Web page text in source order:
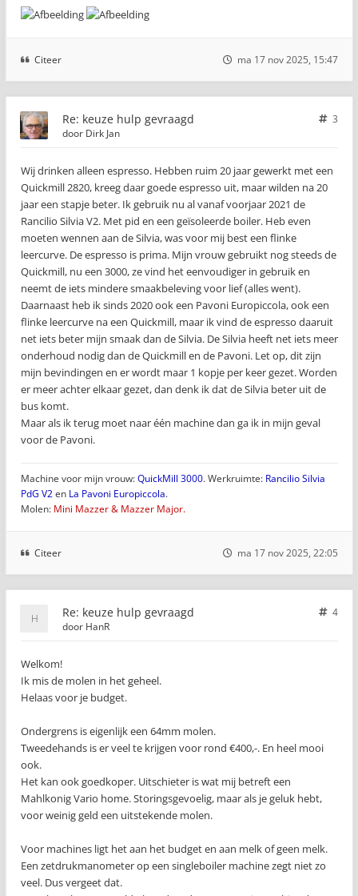
Citeer ma 17 nov 2025, 15:47
Re: keuze hulp gevraagd
3
door Dirk Jan
Wij drinken alleen espresso. Hebben ruim 20 jaar gewerkt met een
Quickmill 2820, kreeg daar goede espresso uit, maar wilden na 20
jaar een stapje beter. Ik gebruik nu al vanaf voorjaar 2021 de
Rancilio Silvia V2. Met pid en een geïsoleerde boiler. Heb even
moeten wennen aan de Silvia, was voor mij best een flinke
leercurve. De espresso is prima. Mijn vrouw gebruikt nog steeds de
Quickmill, nu een 3000, ze vind het eenvoudiger in gebruik en
neemt de iets mindere smaakbeleving voor lief (alles went).
Daarnaast heb ik sinds 2020 ook een Pavoni Europiccola, ook een
flinke leercurve na een Quickmill, maar ik vind de espresso daaruit
net iets beter mijn smaak dan de Silvia. De Silvia heeft net iets meer
onderhoud nodig dan de Quickmill en de Pavoni. Let op, dit zijn
mijn bevindingen en er wordt maar 1 kopje per keer gezet. Worden
er meer achter elkaar gezet, dan denk ik dat de Silvia beter uit de
bus komt.
Maar als ik terug moet naar één machine dan ga ik in mijn geval
voor de Pavoni.
Machine voor mijn vrouw:QuickMill 3000. Werkruimte: Rancilio Silvia
PdG V2en La Pavoni Europiccola.
Molen: Mini Mazzer & Mazzer Major.
Citeer ma 17 nov 2025, 22:05
Re: keuze hulp gevraagd
4
door HanR
Welkom!
Ik mis de molen in het geheel.
Helaas voor je budget.
Ondergrens is eigenlijk een 64mm molen.
Tweedehands is er veel te krijgen voor rond €400,-. En heel mooi
ook.
Het kan ook goedkoper. Uitschieter is wat mij betreft een
Mahlkonig Vario home. Storingsgevoelig, maar als je geluk hebt,
voor weinig geld een uitstekende molen.
Voor machines ligt het aan het budget en aan melk of geen melk.
Een zetdrukmanometer op een singleboiler machine zegt niet zo
veel. Dus vergeet dat.